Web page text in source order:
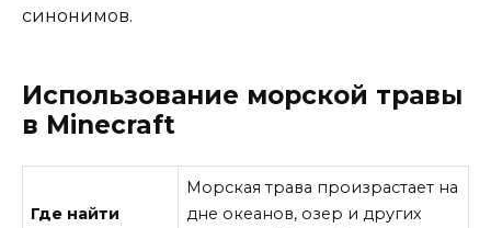
синонимов.
Использование морской травы
в Minecraft
Где найти
Морская трава произрастает на
дне океанов, озер и других